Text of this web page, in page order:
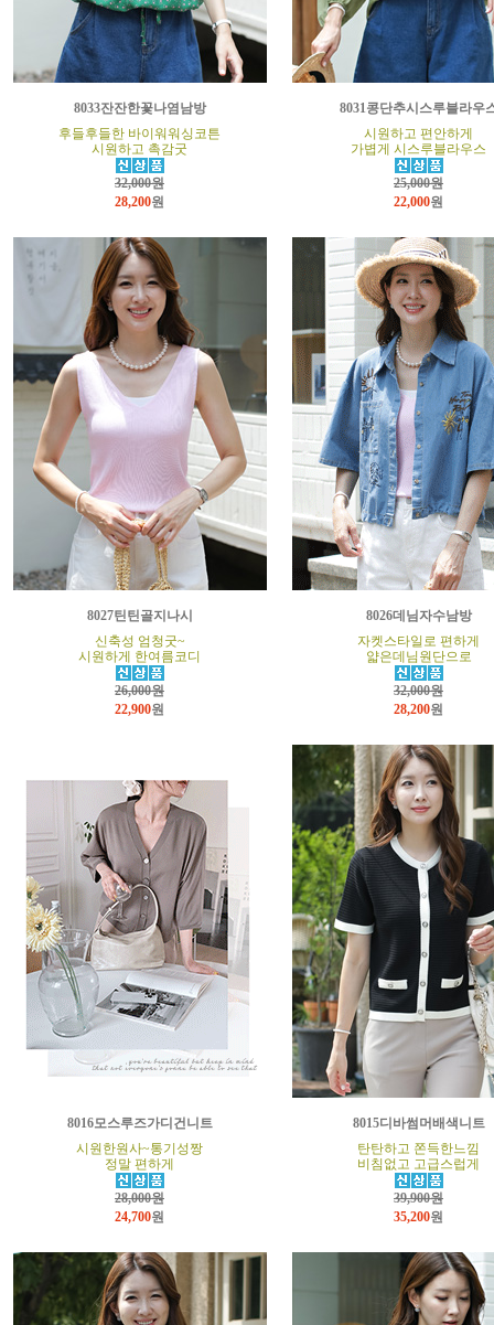
8033잔잔한꽃나염남방
후들후들한 바이워워싱코튼
시원하고 촉감굿
32,000원
28,200원
8031콩단추시스루블라우
시원하고 편안하게
가볍게 시스루블라우스
25,000원
22,000원
8027틴틴골지나시
신축성 엄청굿~
시원하게 한여름코디
26,000원
22,900원
8026데님자수남방
자켓스타일로 편하게
얇은데님원단으로
32,000원
28,200원
8016모스루즈가디건니트
시원한원사~통기성짱
정말 편하게
28,000원
24,700원
8015디바썸머배색니트
탄탄하고 쫀득한느낌
비침없고 고급스럽게
39,900원
35,200원